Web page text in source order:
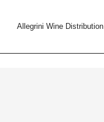
Allegrini Wine Distribution